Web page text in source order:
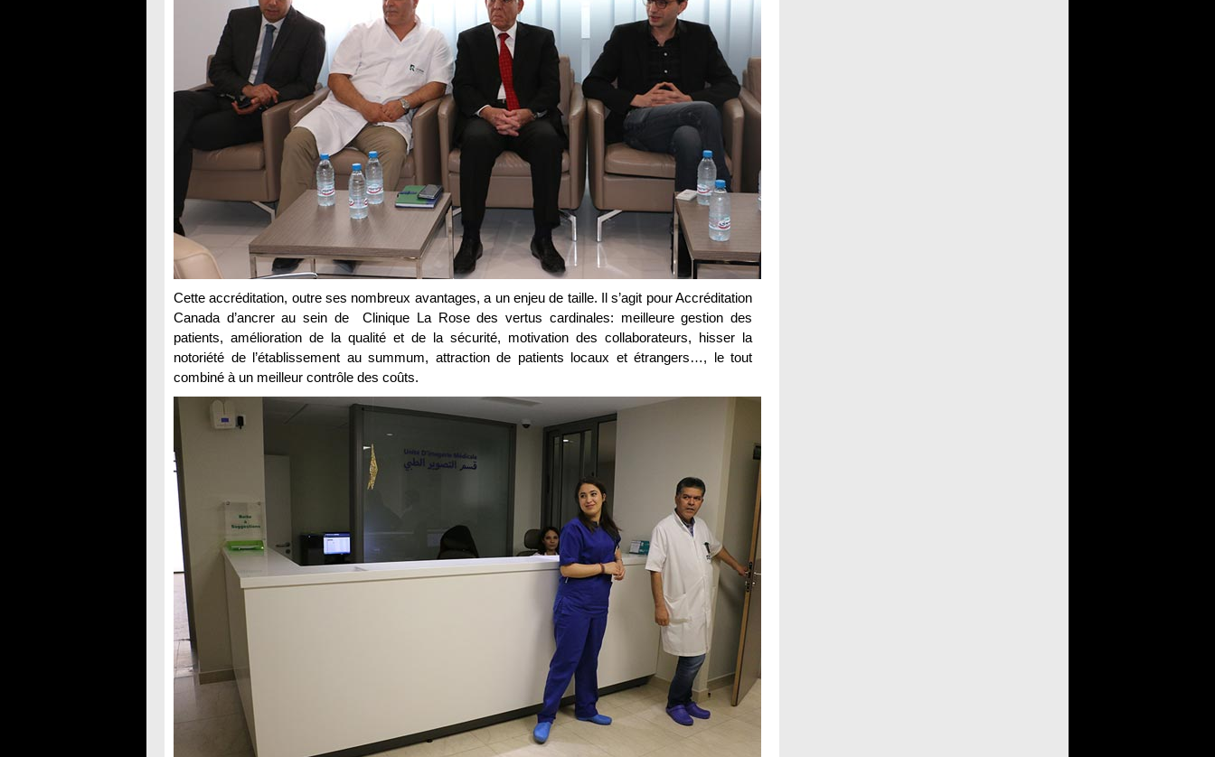
Cette accréditation, outre ses nombreux avantages, a un enjeu de taille. Il s’agit pour Accréditation
Canada d’ancrer au sein de Clinique La Rose des vertus cardinales: meilleure gestion des
patients, amélioration de la qualité et de la sécurité, motivation des collaborateurs, hisser la
notoriété de l’établissement au summum, attraction de patients locaux et étrangers…, le tout
combiné à un meilleur contrôle des coûts.